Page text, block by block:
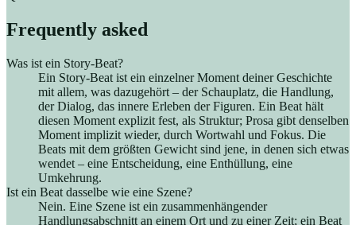
Frequently asked
Was ist ein Story-Beat?
Ein Story-Beat ist ein einzelner Moment deiner Geschichte
mit allem, was dazugehört – der Schauplatz, die Handlung,
der Dialog, das innere Erleben der Figuren. Ein Beat hält
diesen Moment explizit fest, als Struktur; Prosa gibt denselben
Moment implizit wieder, durch Wortwahl und Fokus. Die
Beats mit dem größten Gewicht sind jene, in denen sich etwas
wendet – eine Entscheidung, eine Enthüllung, eine
Umkehrung.
Ist ein Beat dasselbe wie eine Szene?
Nein. Eine Szene ist ein zusammenhängender
Handlungsabschnitt an einem Ort und zu einer Zeit; ein Beat